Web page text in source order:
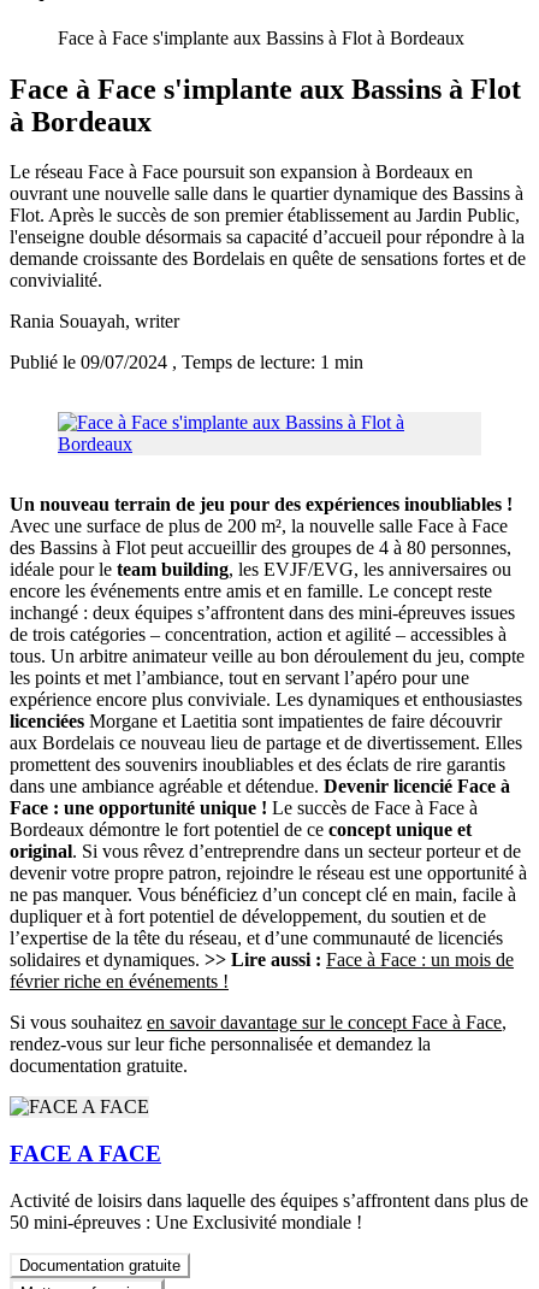
Face à Face s'implante aux Bassins à Flot à Bordeaux
Face à Face s'implante aux Bassins à Flot
à Bordeaux
Le réseau Face à Face poursuit son expansion à Bordeaux en
ouvrant une nouvelle salle dans le quartier dynamique des Bassins à
Flot. Après le succès de son premier établissement au Jardin Public,
l'enseigne double désormais sa capacité d’accueil pour répondre à la
demande croissante des Bordelais en quête de sensations fortes et de
convivialité.
Rania Souayah, writer
Publié le 09/07/2024 , Temps de lecture: 1 min
Un nouveau terrain de jeu pour des expériences inoubliables !
Avec une surface de plus de 200 m², la nouvelle salle Face à Face
des Bassins à Flot peut accueillir des groupes de 4 à 80 personnes,
idéale pour le team building, les EVJF/EVG, les anniversaires ou
encore les événements entre amis et en famille. Le concept reste
inchangé : deux équipes s’affrontent dans des mini-épreuves issues
de trois catégories – concentration, action et agilité – accessibles à
tous. Un arbitre animateur veille au bon déroulement du jeu, compte
les points et met l’ambiance, tout en servant l’apéro pour une
expérience encore plus conviviale. Les dynamiques et enthousiastes
licenciées Morgane et Laetitia sont impatientes de faire découvrir
aux Bordelais ce nouveau lieu de partage et de divertissement. Elles
promettent des souvenirs inoubliables et des éclats de rire garantis
dans une ambiance agréable et détendue. Devenir licencié Face à
Face : une opportunité unique ! Le succès de Face à Face à
Bordeaux démontre le fort potentiel de ce concept unique et
original. Si vous rêvez d’entreprendre dans un secteur porteur et de
devenir votre propre patron, rejoindre le réseau est une opportunité à
ne pas manquer. Vous bénéficiez d’un concept clé en main, facile à
dupliquer et à fort potentiel de développement, du soutien et de
l’expertise de la tête du réseau, et d’une communauté de licenciés
solidaires et dynamiques. >> Lire aussi : Face à Face : un mois de
février riche en événements !
Si vous souhaitez en savoir davantage sur le concept Face à Face,
rendez-vous sur leur fiche personnalisée et demandez la
documentation gratuite.
FACE A FACE
Activité de loisirs dans laquelle des équipes s’affrontent dans plus de
50 mini-épreuves : Une Exclusivité mondiale !
Documentation gratuite